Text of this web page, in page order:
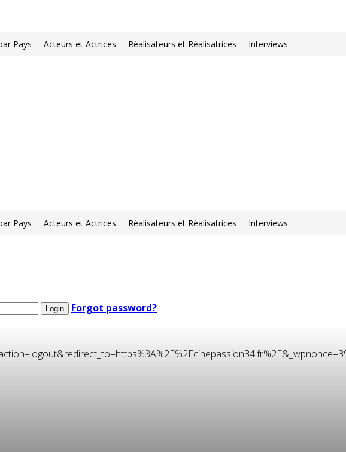
Pays Acteurs et Actrices Réalisateurs et Réalisatrices Interviews
Pays Acteurs et Actrices Réalisateurs et Réalisatrices Interviews
Forgot password?